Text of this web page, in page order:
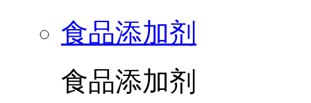
食品添加剂
食品添加剂